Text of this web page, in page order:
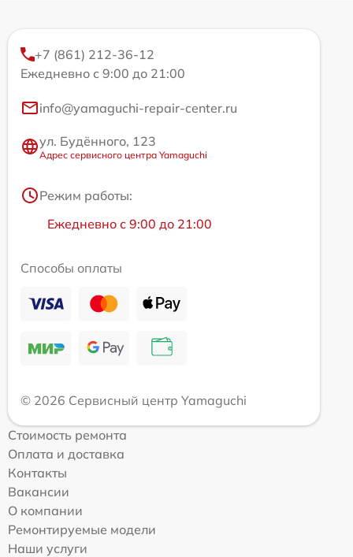
+7 (861) 212-36-12
Ежедневно с 9:00 до 21:00
info@yamaguchi-repair-center.ru
ул. Будённого, 123
Адрес сервисного центра Yamaguchi
Режим работы:
Ежедневно с 9:00 до 21:00
Способы оплаты
© 2026 Сервисный центр Yamaguchi
Стоимость ремонта
Оплата и доставка
Контакты
Вакансии
О компании
Ремонтируемые модели
Наши услуги